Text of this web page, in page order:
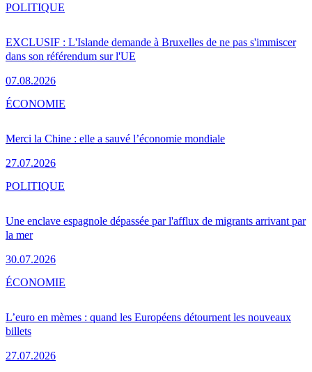
EXCLUSIF : L'Islande demande à Bruxelles de ne pas s'immiscer
dans son référendum sur l'UE
07.08.2026
POLITIQUE
Merci la Chine : elle a sauvé l’économie mondiale
27.07.2026
ÉCONOMIE
Une enclave espagnole dépassée par l'afflux de migrants arrivant par
la mer
30.07.2026
POLITIQUE
L’euro en mèmes : quand les Européens détournent les nouveaux
billets
27.07.2026
ÉCONOMIE